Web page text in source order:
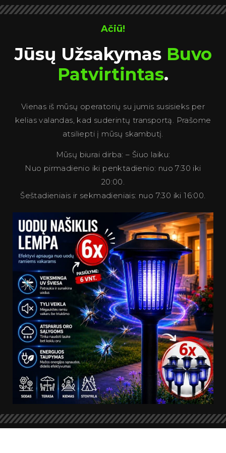
Ačiū!
Jūsų Užsakymas Buvo
Patvirtintas.
Vienas iš mūsų operatorių su jumis susisieks per
kelias valandas, kad suderintų transportą. Prašome
atsiliepti į mūsų skambutį.
Mūsų biurai dirba: – Šiuo laiku:
Nuo pirmadienio iki penktadienio: nuo 7:30 iki
20:00.
Šeštadieniais ir sekmadieniais: nuo 7:30 iki 16:00.